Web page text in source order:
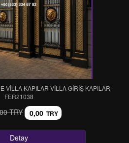
VİLLA KAPILAR-VİLLA GİRİŞ KAPILAR
FER21038
TRY 0,00 TRY
Detay